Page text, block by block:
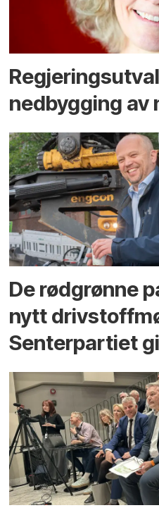
ned­bygging av
De rødgrønne
nytt
Senterpartiet